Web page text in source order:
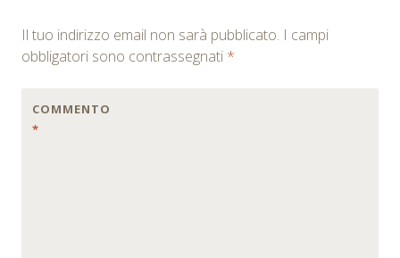
Il tuo indirizzo email non sarà pubblicato. I campi
obbligatori sono contrassegnati *
COMMENTO
*